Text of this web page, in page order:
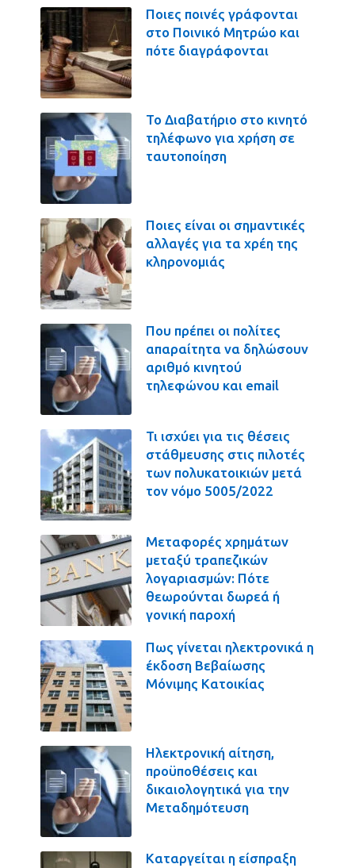
Ποιες ποινές γράφονται
στο Ποινικό Μητρώο και
πότε διαγράφονται
Το Διαβατήριο στο κινητό
τηλέφωνο για χρήση σε
ταυτοποίηση
Ποιες είναι οι σημαντικές
αλλαγές για τα χρέη της
κληρονομιάς
Που πρέπει οι πολίτες
απαραίτητα να δηλώσουν
αριθμό κινητού
τηλεφώνου και email
Τι ισχύει για τις θέσεις
στάθμευσης στις πιλοτές
των πολυκατοικιών μετά
τον νόμο 5005/2022
Μεταφορές χρημάτων
μεταξύ τραπεζικών
λογαριασμών: Πότε
θεωρούνται δωρεά ή
γονική παροχή
Πως γίνεται ηλεκτρονικά η
έκδοση Βεβαίωσης
Μόνιμης Κατοικίας
Ηλεκτρονική αίτηση,
προϋποθέσεις και
δικαιολογητικά για την
Μεταδημότευση
Καταργείται η είσπραξη